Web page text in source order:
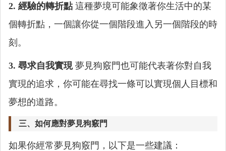
2. 經驗的轉折點這種夢境可能象徵著你生活中的某
個轉折點，一個讓你從一個階段進入另一個階段的時
刻。
3. 尋求自我實現夢見狗竅門也可能代表著你對自我
實現的追求，你可能在尋找一條可以實現個人目標和
夢想的道路。
三、如何應對夢見狗竅門
如果你經常夢見狗竅門，以下是一些建議：